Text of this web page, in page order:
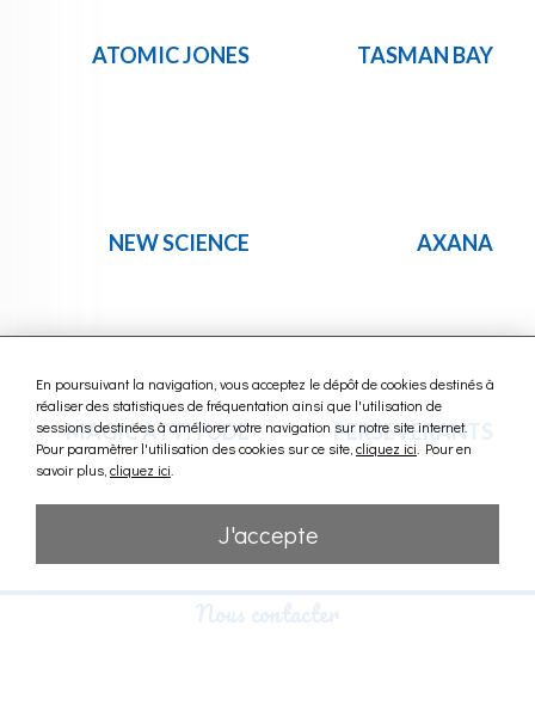
ATOMIC JONES TASMAN BAY
NEW SCIENCE AXANA
MAGIC ATTITUDE PERSEVERANTS
FAST RAAJNous contacter
En poursuivant la navigation, vous acceptez le dépôt de cookies destinés à
réaliser des statistiques de fréquentation ainsi que l'utilisation de
sessions destinées à améliorer votre navigation sur notre site internet.
Pour paramètrer l'utilisation des cookies sur ce site, cliquez ici . Pour en
savoir plus, cliquez ici
J'accepte